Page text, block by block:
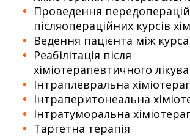
Проведення
післяопераційних курсів
Ведення пацієнта між
Реабілітація після
хіміотерапевтичного
Інтраплевральна
Інтраперитонеальна
Інтратуморальна
Таргетна терапія